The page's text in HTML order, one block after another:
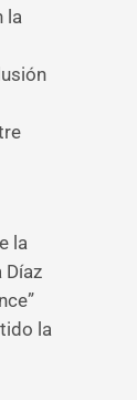
la
la
Díaz
la